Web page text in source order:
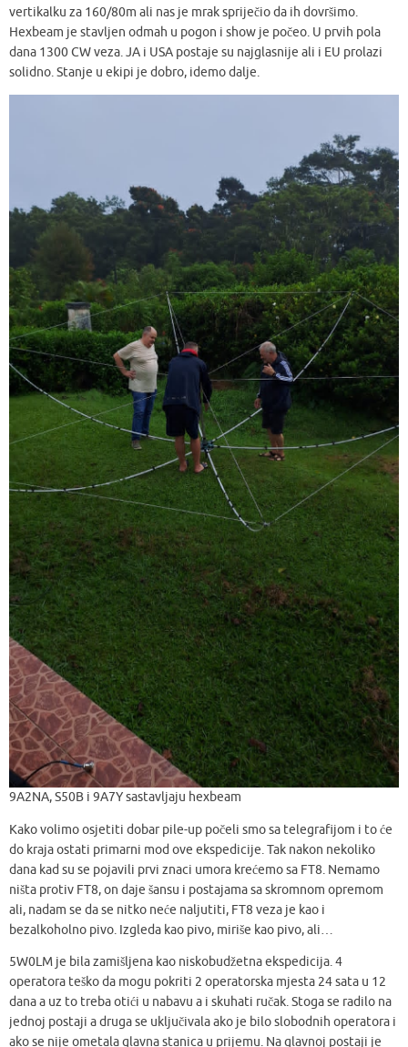
vertikalku za 160/80m ali nas je mrak spriječio da ih dovršimo.
Hexbeam je stavljen odmah u pogon i show je počeo. U prvih pola
dana 1300 CW veza. JA i USA postaje su najglasnije ali i EU prolazi
solidno. Stanje u ekipi je dobro, idemo dalje.
9A2NA, S50B i 9A7Y sastavljaju hexbeam
Kako volimo osjetiti dobar pile-up počeli smo sa telegrafijom i to će
do kraja ostati primarni mod ove ekspedicije. Tak nakon nekoliko
dana kad su se pojavili prvi znaci umora krećemo sa FT8. Nemamo
ništa protiv FT8, on daje šansu i postajama sa skromnom opremom
ali, nadam se da se nitko neće naljutiti, FT8 veza je kao i
bezalkoholno pivo. Izgleda kao pivo, miriše kao pivo, ali…
5W0LM je bila zamišljena kao niskobudžetna ekspedicija. 4
operatora teško da mogu pokriti 2 operatorska mjesta 24 sata u 12
dana a uz to treba otići u nabavu a i skuhati ručak. Stoga se radilo na
jednoj postaji a druga se uključivala ako je bilo slobodnih operatora i
ako se nije ometala glavna stanica u prijemu. Na glavnoj postaji je